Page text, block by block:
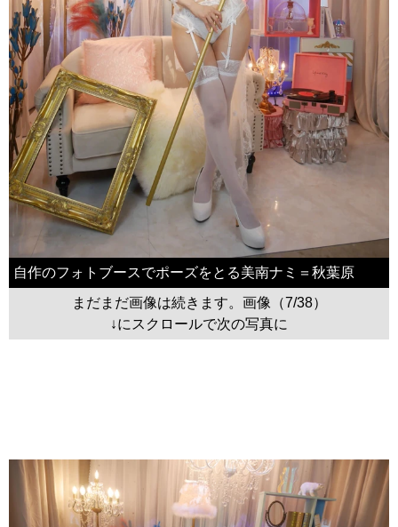
自作のフォトブースでポーズをとる美南ナミ＝秋葉原
まだまだ画像は続きます。画像（7/38）
↓にスクロールで次の写真に